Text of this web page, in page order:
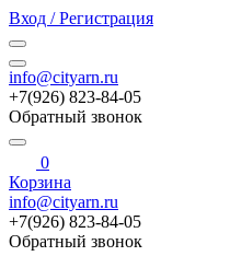
Вход / Регистрация
info@cityarn.ru
+7(926) 823-84-05
Обратный звонок
0
Корзина
info@cityarn.ru
+7(926) 823-84-05
Обратный звонок